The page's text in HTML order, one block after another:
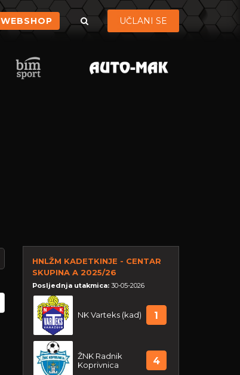
WEBSHOP UČLANI SE
HNLŽM KADETKINJE - CENTAR
SKUPINA A 2025/26
Posljednja utakmica: 30-05-2026
NK Varteks (kad) 1
ŽNK Radnik
Koprivnica
4